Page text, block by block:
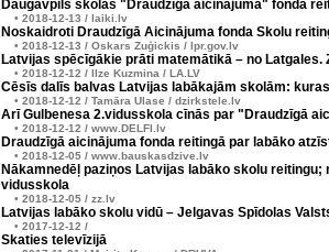
Daugavpils skolas "Draudzīgā aicinājuma" fonda
• 2018-12-13 / laiki.lv
Noskaidroti Draudzīgā Aicinājuma fonda Skolu
• 2018-12-13 / Oskars Zuģickis / lpr.gov.lv
Latvijas spēcīgākie prāti matemātikā – no
• 2018-12-12 / Ilze Kuzmina / LA.LV
Cēsīs dalīs balvas Latvijas labākajām skolām:
• 2018-12-12 / Tamāra Ulase / dzirkstele.lv
Arī Gulbenesa 2.vidusskola cīnās par "Draudzīgā
• 2018-12-12 / www.DELFI.lv
Draudzīgā aicinājuma fonda reitingā par labāko
• 2018-12-05 / www.bauskasdzive.lv
Nākamnedēļ paziņos Latvijas labāko skolu
vidusskola
• 2018-12-05 / zz.lv
Latvijas labāko skolu vidū – Jelgavas Spīdolas
• 2017-12-12 /
Skaties televīzijā